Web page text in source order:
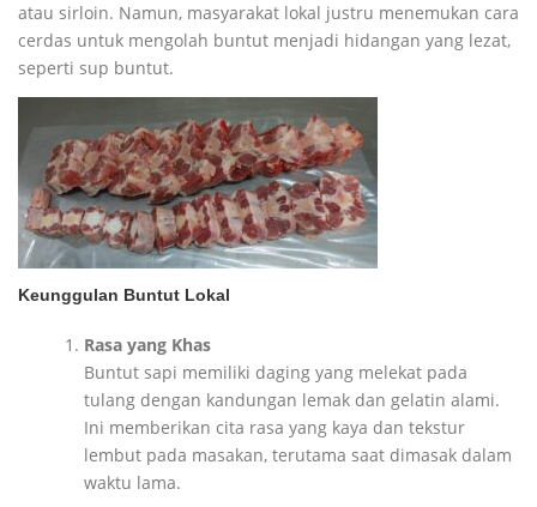
atau sirloin. Namun, masyarakat lokal justru menemukan cara
cerdas untuk mengolah buntut menjadi hidangan yang lezat,
seperti sup buntut.
Keunggulan Buntut Lokal
Rasa yang Khas
Buntut sapi memiliki daging yang melekat pada
tulang dengan kandungan lemak dan gelatin alami.
Ini memberikan cita rasa yang kaya dan tekstur
lembut pada masakan, terutama saat dimasak dalam
waktu lama.